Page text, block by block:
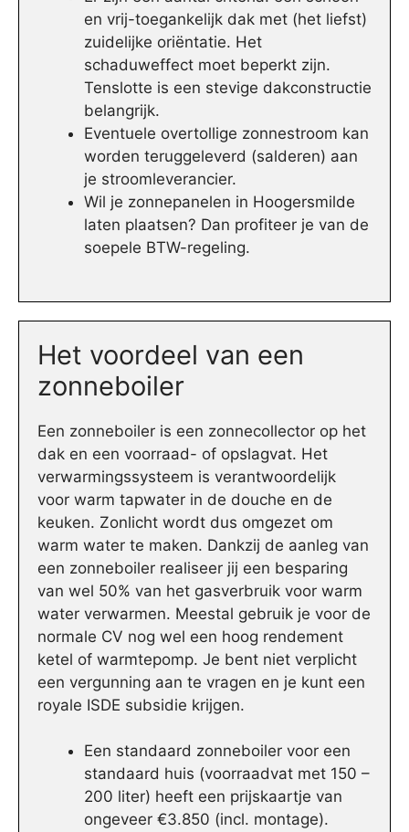
en vrij-toegankelijk dak met (het liefst)
zuidelijke oriëntatie. Het
schaduweffect moet beperkt zijn.
Tenslotte is een stevige dakconstructie
belangrijk.
Eventuele overtollige zonnestroom kan
worden teruggeleverd (salderen) aan
je stroomleverancier.
Wil je zonnepanelen in Hoogersmilde
laten plaatsen? Dan profiteer je van de
soepele BTW-regeling.
Het voordeel van een
zonneboiler
Een zonneboiler is een zonnecollector op het
dak en een voorraad- of opslagvat. Het
verwarmingssysteem is verantwoordelijk
voor warm tapwater in de douche en de
keuken. Zonlicht wordt dus omgezet om
warm water te maken. Dankzij de aanleg van
een zonneboiler realiseer jij een besparing
van wel 50% van het gasverbruik voor warm
water verwarmen. Meestal gebruik je voor de
normale CV nog wel een hoog rendement
ketel of warmtepomp. Je bent niet verplicht
een vergunning aan te vragen en je kunt een
royale ISDE subsidie krijgen.
Een standaard zonneboiler voor een
standaard huis (voorraadvat met 150 –
200 liter) heeft een prijskaartje van
ongeveer €3.850 (incl. montage).